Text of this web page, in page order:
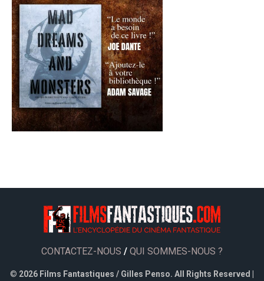
CONTACTEZ-NOUS / QUI SOMMES-NOUS ?
© 2026 Films Fantastiques / Gilles Penso. All Rights Reserved |